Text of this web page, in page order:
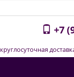
+7
круглосуточная